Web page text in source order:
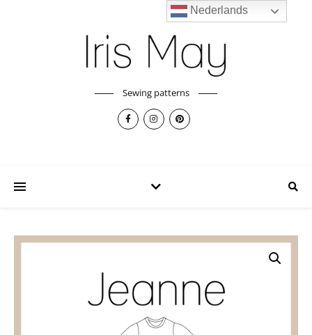
Sewing patterns
Nederlands